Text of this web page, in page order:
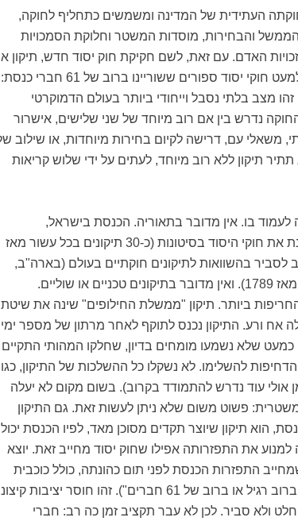
העתידית של המדינה ומשמשים כתחליף לחוקה,
והבחירות, מוסדות המשטר וחלוקת הסמכויות
האדם. עם זאת, לשם חקיקת חוק יסוד חדש, תיקון
ביטול שלו, לא נדרש רוב מיוחד למעט חוקי יסוד ספורים ששוריינו ברוב של 61 חברי כנסת:
מצב בלתי נסבל וייחודי ביותר בעולם הדמוקרטי
נדרש בין אם רוב מיוחד של שני שלישים, אישרור
משאלי עם, דרישה לקיום בחירות מיוחדות, או שילוב
תיקון ללא רוב מיוחד, לעתים על ידי שלוש קריאות
לעמוד בו. אין מדובר בתאוריה. הכנסת בישראל,
שנשלטת על ידי הממשלה, מתקנת את חוקי היסוד בסיטונות (כ-30 תיקונים בכל עשור מאז
לסביר בהשוואות לתיקונים חוקתיים בעולם (בארה"ב,
למשל, תוקנה החוקה 27 פעמים מאז 1789). ואין מדובר בתיקונים טכניים או שוליים.
ביותר. תיקון "ממשלת החילופים" שינה את שיטת
אח ורע. התיקון נכנס לתוקף לאחר מרתון של מספר ימי
כמעט שלא נשמעו מומחים בדיון, שחלקו המהותי התקיים
להשלימו. לא נשקלו כל ההשלכות של התיקון,
אולי עוד נדרש להתמודד בקרוב). בשום מקום לא יעלה
פשוט משום שלא ניתן לעשות זאת. גם התיקון
הוא תיקון שיוצר תקדים מסוכן מאד, לפיו הכנסת יכול
את התפזרותה אפילו שחוק יסוד מחייב זאת. יוצא
התפזרות הכנסת לפני תום כהונתה, כולל כוכבית
("אם הכנסת לא החליטה אחרת ברוב רגיל או ברוב של 61 חברים"). זהו חוסר יציבות
ולא סביר. לכן לא עבר תקציב זמן כה רב: חברי